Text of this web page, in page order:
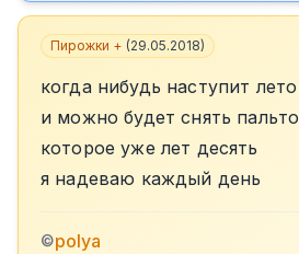
Пирожки + (29.05.2018)
когда нибудь наступит лето
и можно будет снять пальто
которое уже лет десять
я надеваю каждый день
©polya